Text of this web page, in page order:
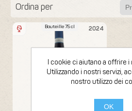
Ordina per
2024
Bouteille 75 cl
I cookie ci aiutano a offrire
Utilizzando i nostri servizi,
nostro utilizzo dei
OK